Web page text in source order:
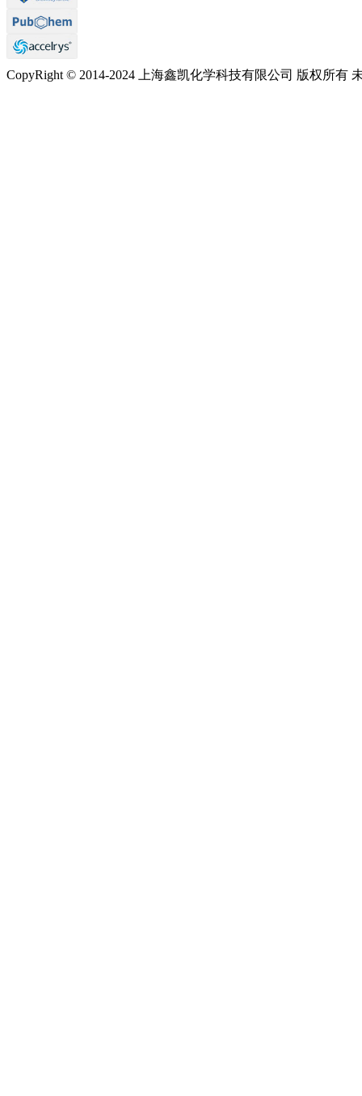
CopyRight © 2014-2024 上海鑫凯化学科技有限公司 版权所有